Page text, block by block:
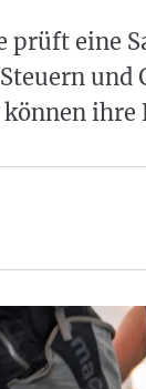
prüft eine
ihre